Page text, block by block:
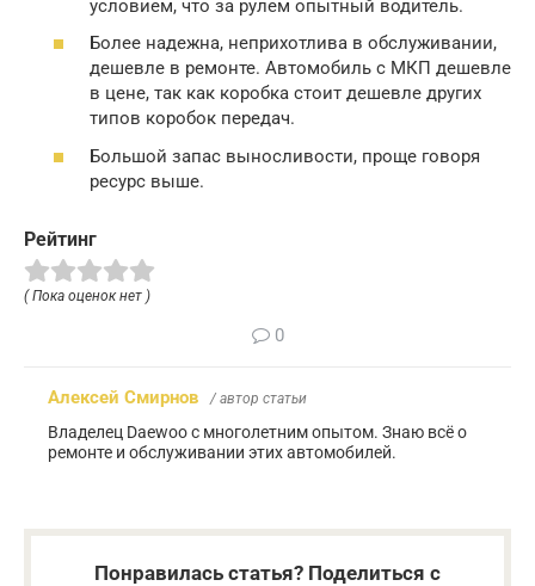
условием, что за рулем опытный водитель.
Более надежна, неприхотлива в обслуживании,
дешевле в ремонте. Автомобиль с МКП дешевле
в цене, так как коробка стоит дешевле других
типов коробок передач.
Большой запас выносливости, проще говоря
ресурс выше.
Рейтинг
( Пока оценок нет )
0
Алексей Смирнов / автор статьи
Владелец Daewoo с многолетним опытом. Знаю всё о
ремонте и обслуживании этих автомобилей.
Понравилась статья? Поделиться с